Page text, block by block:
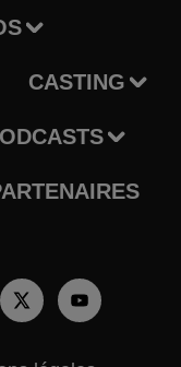
CASTING